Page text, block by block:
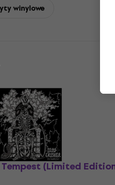
winylowe
(Limited